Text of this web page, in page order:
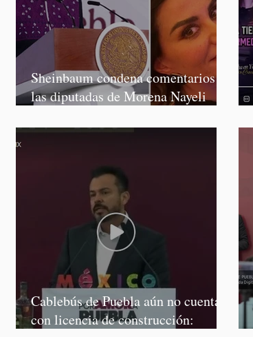
Sheinbaum condena comentarios de
las diputadas de Morena Nayeli
Cablebús de Puebla aún no cuenta
con licencia de construcción: